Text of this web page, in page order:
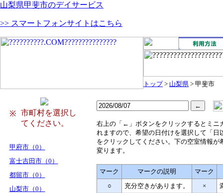
山梨県甲斐市のデイサービス
>> スマートフォンサイトはこちら
トップ> 山梨県 > 甲斐市
※
市町村を選択し
てください。
甲府市（0）
富士吉田市（0）
都留市（0）
山梨市（0）
右上の「←」ボタンをクリックするとミニ
れますので、希望の日付けを選択して「日
をクリックしてください。下の空室情報が
変ります。
マーク マークの説明
マーク
○
充分空きがあります。 ×